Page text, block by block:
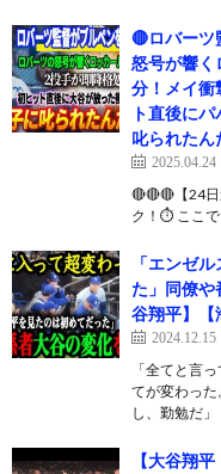
🔴ロバーツ
怒号が響く
分！メイ衝
ト直後に
叱られたん
2025.04.24
🔴🔴🔴【24
ク！⏱️ ここ
「エンゼ
た」同僚や
谷翔平】【
2024.12.15
「全てと言
てが変わっ
し、勤勉だ
【大谷翔